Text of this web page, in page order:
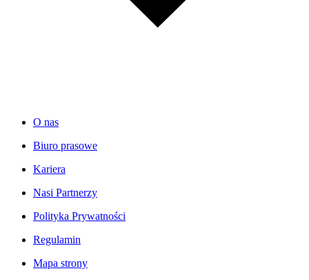
O nas
Biuro prasowe
Kariera
Nasi Partnerzy
Polityka Prywatności
Regulamin
Mapa strony